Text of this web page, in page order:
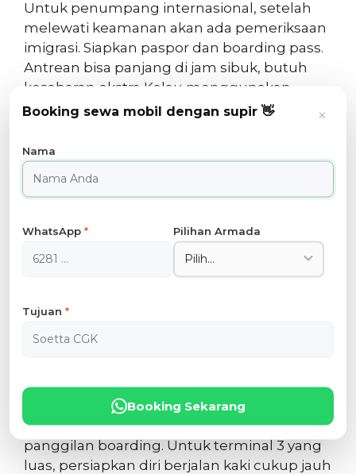
Untuk penumpang internasional, setelah
melewati keamanan akan ada pemeriksaan
imigrasi. Siapkan paspor dan boarding pass.
Antrean bisa panjang di jam sibuk, butuh
kesabaran ekstra Kalau menggunakan
fasilitas e-Gate untuk pemegang paspor
Menunggu Keberangkatan
menuju ruang tunggu keberangkatan. Di
area ini ada berbagai fasilitas seperti
restoran, toko duty free, dan tempat duduk
lounge bandara berbayar seperti Sapphire
makanan gratis dan Wi-Fi
Perhatikan pengumuman dan layar
informasi untuk update jadwal. Jangan
keasyikan jalan-jalan sampai ketinggalan
panggilan boarding. Untuk terminal 3 yang
luas, persiapkan diri berjalan kaki cukup jauh
Booking sewa mobil dengan supir 👋 ×
Nama
WhatsApp * Pilihan Armada
Tujuan *
Booking Sekarang